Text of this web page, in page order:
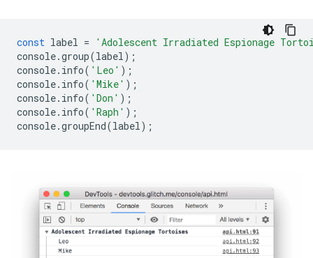
const label =
'Adolescent Irradiated Espionage
console.group(label);
console. info( 'Leo' );
console. info( 'Mike' );
console. info( 'Don' );
console. info( 'Raph' );
console.groupEnd(label);